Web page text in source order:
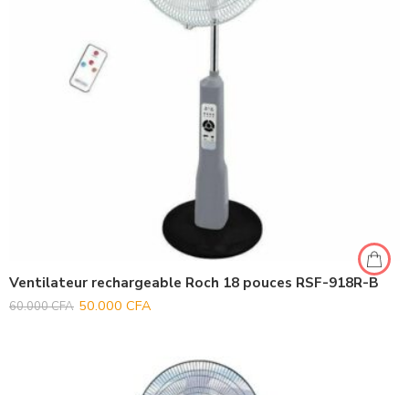
Ventilateur rechargeable Roch 18 pouces RSF-918R-B
60.000CFA 50.000 CFA